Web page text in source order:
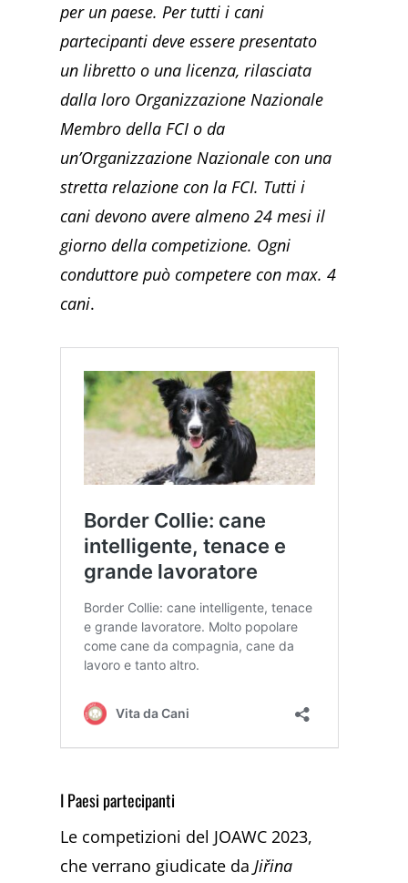
per un paese. Per tutti i cani
partecipanti deve essere presentato
un libretto o una licenza, rilasciata
dalla loro Organizzazione Nazionale
Membro della FCI o da
un’Organizzazione Nazionale con una
stretta relazione con la FCI. Tutti i
cani devono avere almeno 24 mesi il
giorno della competizione. Ogni
conduttore può competere con max. 4
cani.
I Paesi partecipanti
Le competizioni del JOAWC 2023,
che verrano giudicate daJiřina